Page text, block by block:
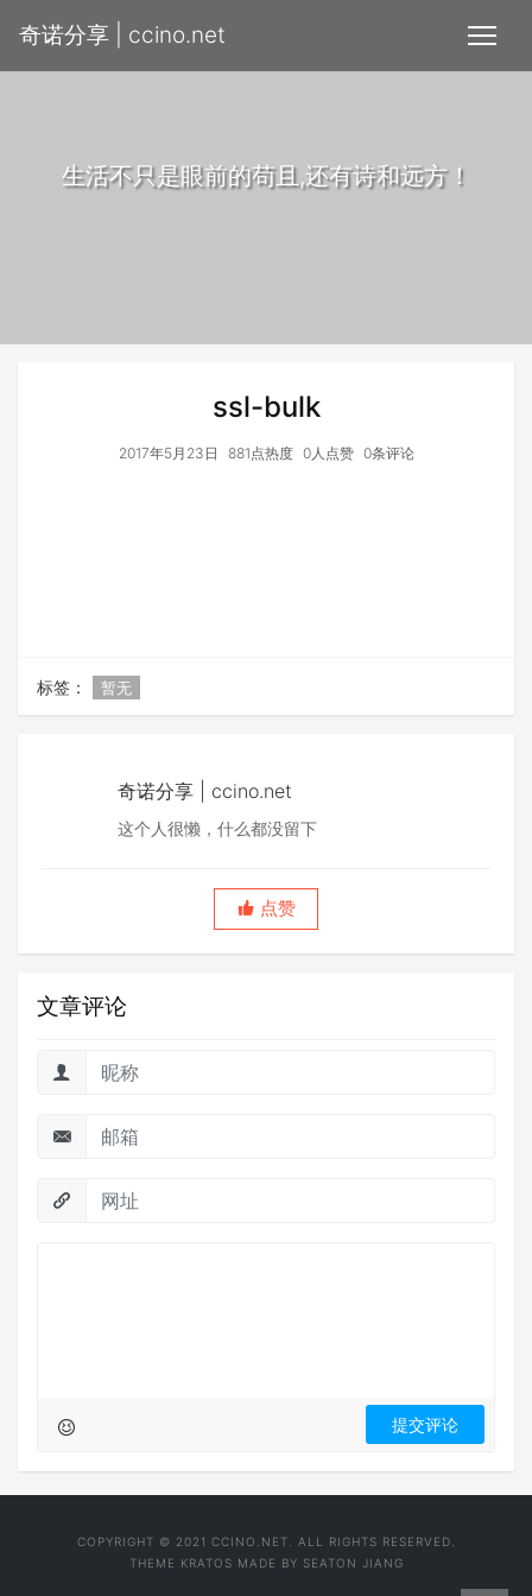
奇诺分享 | ccino.net
生活不只是眼前的苟且,还有诗和远方！
ssl-bulk
2017年5月23日 881点热度 0人点赞 0条评论
标签： 暂无
奇诺分享 | ccino.net
这个人很懒，什么都没留下
点赞
文章评论
COPYRIGHT © 2021 CCINO.NET. ALL RIGHTS RESERVED.
THEME KRATOS MADE BY SEATON JIANG